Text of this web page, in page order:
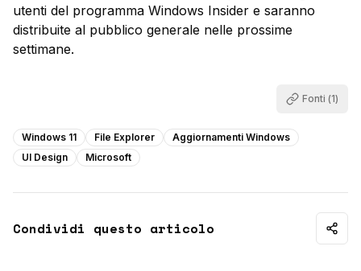
utenti del programma Windows Insider e saranno
distribuite al pubblico generale nelle prossime
settimane.
Fonti (1)
Windows 11 File Explorer
Aggiornamenti Windows
UI Design
Microsoft
Condividi questo articolo